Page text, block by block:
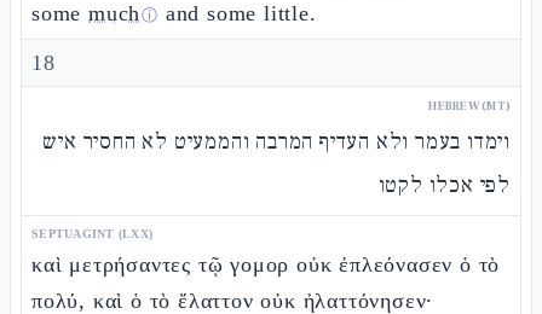
some muchⓘ and some little.
18
HEBREW (MT)
וימדו בעמר ולא העדיף המרבה והממעיט לא החסיר איש
לפי אכלו לקטו
SEPTUAGINT (LXX)
καὶ μετρήσαντες τῷ γομορ οὐκ ἐπλεόνασεν ὁ τὸ
πολύ, καὶ ὁ τὸ ἔλαττον οὐκ ἠλαττόνησεν·